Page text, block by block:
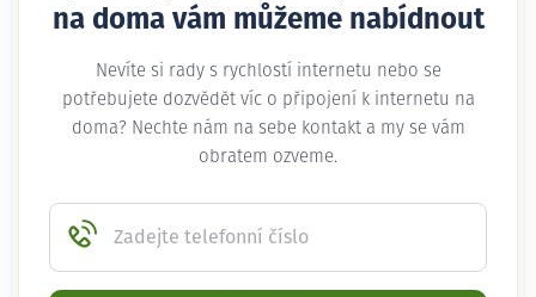
na doma vám můžeme nabídnout
Nevíte si rady s rychlostí internetu nebo se
potřebujete dozvědět víc o připojení k internetu na
doma? Nechte nám na sebe kontakt a my se vám
obratem ozveme.
Zadejte telefonní číslo